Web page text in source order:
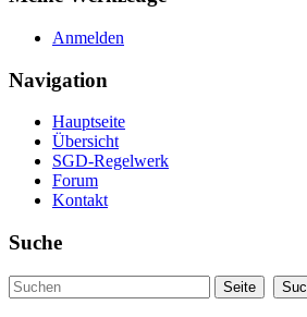
Anmelden
Navigation
Hauptseite
Übersicht
SGD-Regelwerk
Forum
Kontakt
Suche